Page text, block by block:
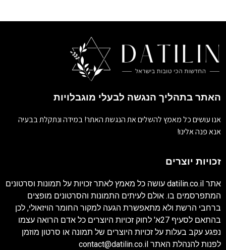
האתר בתהליך הנגשה לבעלי מוגבלויות
אנו עושים כל מאמץ להשלים את הנגשת האתר! במידה ונתקלת בבעיה
אנא פנה אלינו!
זכויות יוצרים
אתר datilin.co.il עושה כל מאמץ לאתר זכויות על תמונות וסרטונים
המתפרסמים בו. אולם לעיתים התמונות והסרטונים מופצים
ברחבי הרשת ולא מתאפשרת הגעה למקור החומר הויזאולי, לכן
בהתאם לסעיף 27א' לחוק זכויות היוצרים כל אדם הרואה עצמו
נפגע עקב בעלות על זכויות היוצרים של תמונה או סרטון מוזמן
לפנות להנהלת האתר contact@datilin.co.il